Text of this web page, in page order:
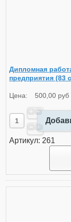
Дипломная
предприятия (83
Цена: 500,00 руб
Артикул: 261